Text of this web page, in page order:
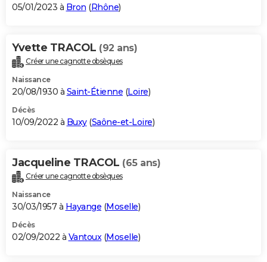
05/01/2023 à Bron (Rhône)
Yvette TRACOL (92 ans)
Créer une cagnotte obsèques
Naissance
20/08/1930 à Saint-Étienne (Loire)
Décès
10/09/2022 à Buxy(Saône-et-Loire)
Jacqueline TRACOL (65 ans)
Créer une cagnotte obsèques
Naissance
30/03/1957 à Hayange (Moselle)
Décès
02/09/2022 à Vantoux(Moselle)